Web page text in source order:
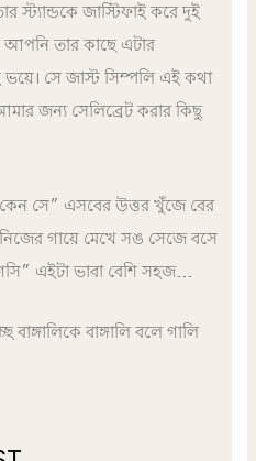
স্ট্যান্ডকে জাস্টিফাই করে দুই
আপনি তার কাছে এটার
সে জাস্ট সিম্পলি এই কথা
জন্য সেলিব্রেট করার কিছু
সে” এসবের উত্তর খুঁজে বের
গায়ে মেখে সঙ সেজে বসে
এইটা ভাবা বেশি সহজ…
বাঙ্গালিকে বাঙ্গালি বলে গালি